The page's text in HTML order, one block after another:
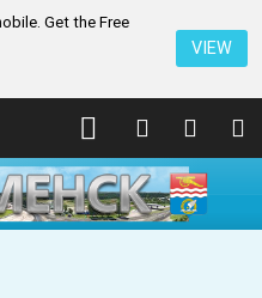
Get the Free
VIEW